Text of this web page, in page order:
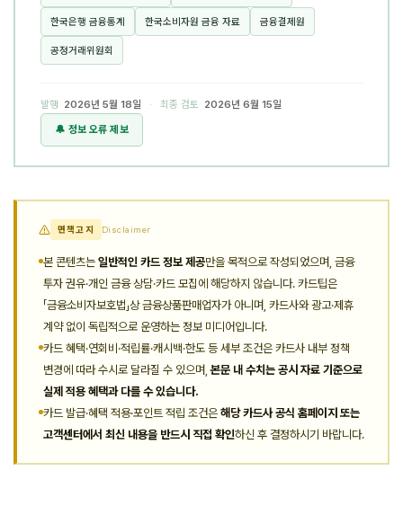
한국은행 금융통계 한국소비자원 금융 자료 금융결제원
공정거래위원회
발행 2026년 5월 18일 · 최종 검토
2026년 6월 15일
🔔 정보 오류 제보
면책고지 Disclaimer
본 콘텐츠는 일반적인 카드 정보 제공만을 목적으로 작성되었으며, 금융
투자 권유·개인 금융 상담·카드 모집에 해당하지 않습니다. 카드팁은
「금융소비자보호법」상 금융상품판매업자가 아니며, 카드사와 광고·제휴
계약 없이 독립적으로 운영하는 정보 미디어입니다.
카드 혜택·연회비·적립률·캐시백·한도 등 세부 조건은 카드사 내부 정책
변경에 따라 수시로 달라질 수 있으며,본문 내 수치는 공시 자료 기준으로
실제 적용 혜택과 다를 수 있습니다.
카드 발급·혜택 적용·포인트 적립 조건은 해당 카드사 공식 홈페이지 또는
고객센터에서 최신 내용을 반드시 직접 확인하신 후 결정하시기 바랍니다.